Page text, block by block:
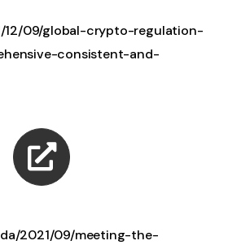
12/09/global-crypto-regulation-
consistent-and-
2021/09/meeting-the-